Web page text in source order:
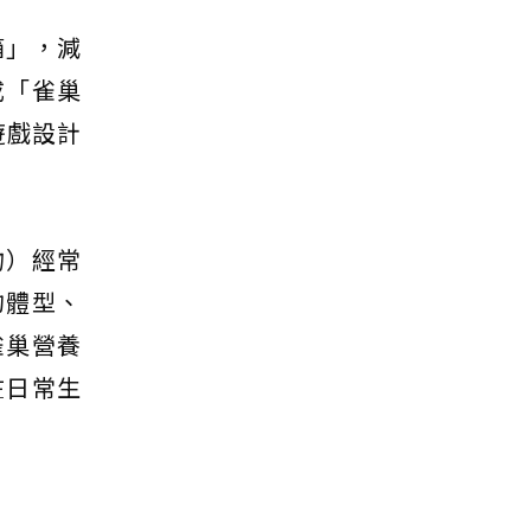
，減
雀巢
設計
經常
型、
營養
常生